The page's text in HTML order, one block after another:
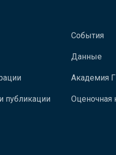
публикации
События
Данные
Академия
Оценочная